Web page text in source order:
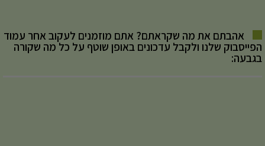
אהבתם את מה שקראתם? אתם מוזמנים לעקוב אחר עמוד
הפייסבוק שלנו ולקבל עדכונים באופן שוטף על כל מה שקורה
בגבעה: